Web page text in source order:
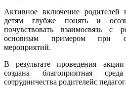
Активное включение родителей
детям глубже понять и
почувствовать взаимосвязь с
основным примером при
мероприятий.
В результате проведения
создана благоприятная
сотрудничества родителейс